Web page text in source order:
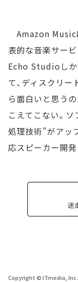
Amazon Music
表的な音楽サー
Echo Studioしか
て、ディスクリ
ら面白いと思う
こえてこない。
処理技術”がアッ
応スピーカー開発
迷
Copyright © ITmedia,